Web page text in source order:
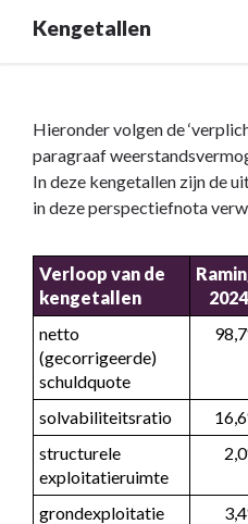
Kengetallen
weerstandsvermogen
kengetallen
Kengetallen
Hieronder volgen de
paragraaf
In deze kengetallen zijn de
in deze perspectiefnota
Verloop van de
kengetallen
2024
netto
(gecorrigeerde)
schuldquote
solvabiliteitsratio
structurele
exploitatieruimte
grondexploitatie